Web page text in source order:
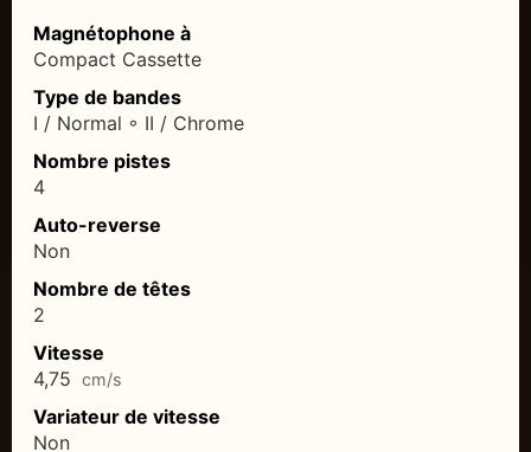
Magnétophone à
Compact Cassette
Type de bandes
I / Normal ◦ II / Chrome
Nombre pistes
4
Auto-reverse
Non
Nombre de têtes
2
Vitesse
4,75 cm/s
Variateur de vitesse
Non